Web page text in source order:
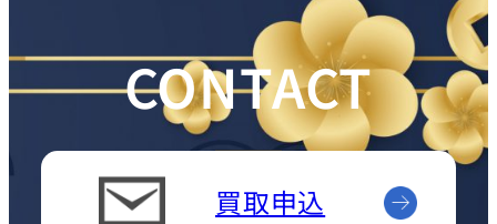
CONTACT
買取申込